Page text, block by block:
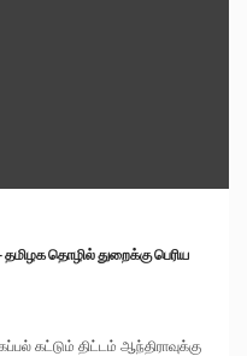
தமிழக தொழில் துறைக்கு பெரிய
கட்டும் திட்டம் ஆந்திராவுக்கு